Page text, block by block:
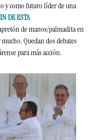
y como futuro líder de una
DE ESTA
de manos/palmadita en
Quedan dos debates
para más acción.